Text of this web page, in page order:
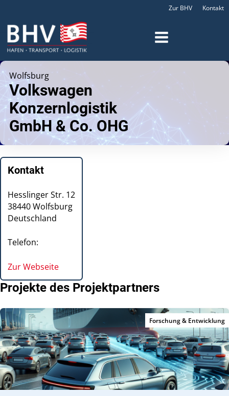
Zur BHV Kontakt
Wolfsburg
Volkswagen
Konzernlogistik
GmbH & Co. OHG
Kontakt
Hesslinger Str. 12
38440Wolfsburg
Deutschland
Telefon:
Zur Webseite
Projekte des Projektpartners
Forschung & Entwicklung